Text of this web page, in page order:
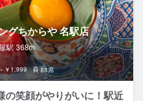
グちからや 名駅店
駅 368m
～￥1,999 88席
の笑顔がやりがいに！駅近